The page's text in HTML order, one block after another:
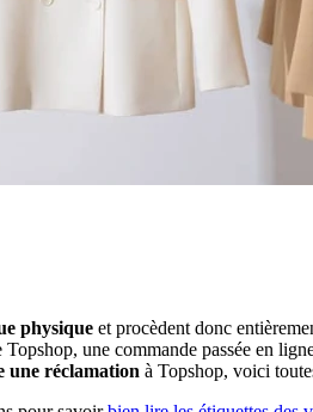
physique et procèdent donc
une commande passée en
une réclamation à Topshop, voici